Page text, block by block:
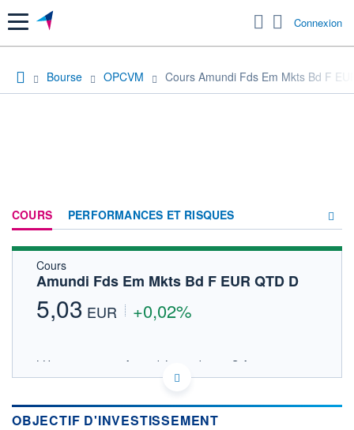
Menu Connexion
Bourse OPCVM Cours Amundi Fds Em Mkts Bd F
COURS PERFORMANCES ET RISQUES
Cours
Amundi Fds Em Mkts Bd F EUR QTD D
5,03 EUR +0,02%
LU1882453076 - Amundi Luxembourg S.A.
OPCVM DERNIER COURS CONNU AU 06/08/2026
OBJECTIF D'INVESTISSEMENT